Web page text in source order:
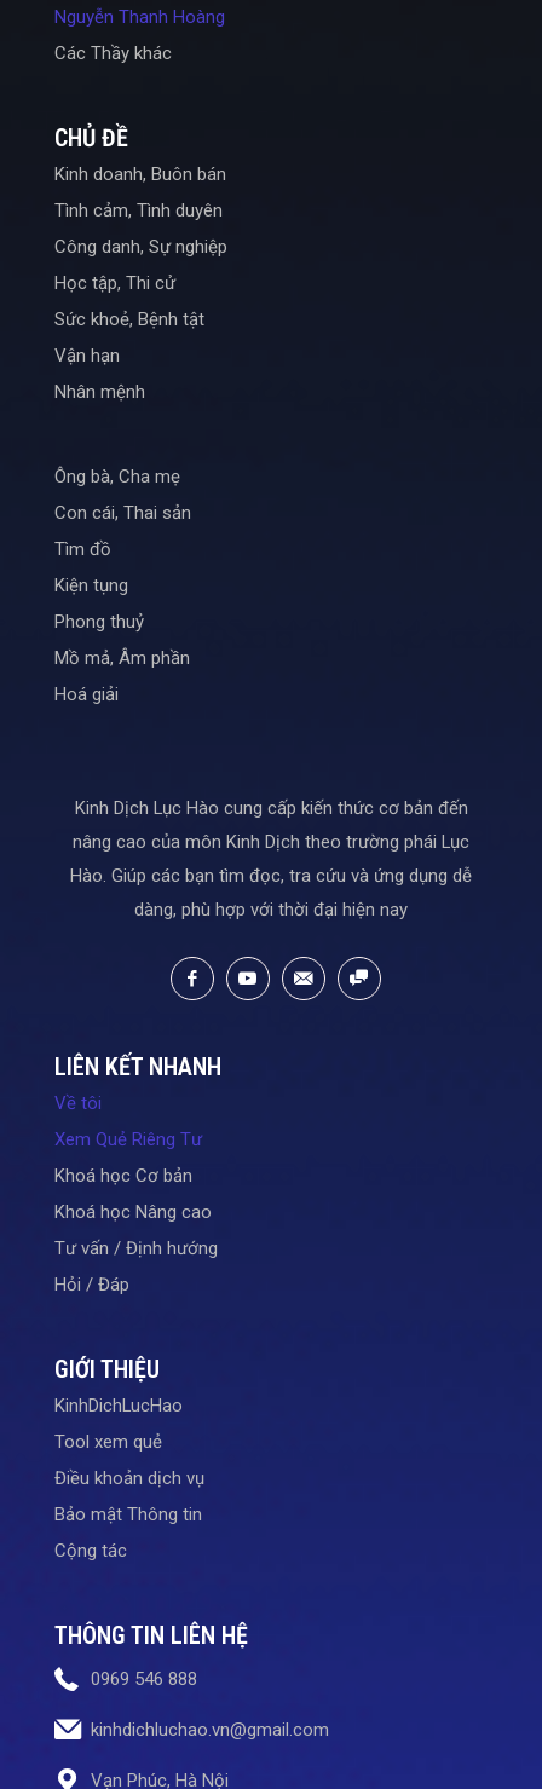
Nguyễn Thanh Hoàng
Các Thầy khác
CHỦ ĐỀ
Kinh doanh, Buôn bán
Tình cảm, Tình duyên
Công danh, Sự nghiệp
Học tập, Thi cử
Sức khoẻ, Bệnh tật
Vận hạn
Nhân mệnh
Ông bà, Cha mẹ
Con cái, Thai sản
Tìm đồ
Kiện tụng
Phong thuỷ
Mồ mả, Âm phần
Hoá giải
Kinh Dịch Lục Hào cung cấp kiến thức cơ bản đến
nâng cao của môn Kinh Dịch theo trường phái Lục
Hào. Giúp các bạn tìm đọc, tra cứu và ứng dụng dễ
dàng, phù hợp với thời đại hiện nay
LIÊN KẾT NHANH
Về tôi
Xem Quẻ Riêng Tư
Khoá học Cơ bản
Khoá học Nâng cao
Tư vấn / Định hướng
Hỏi / Đáp
GIỚI THIỆU
KinhDichLucHao
Tool xem quẻ
Điều khoản dịch vụ
Bảo mật Thông tin
Cộng tác
THÔNG TIN LIÊN HỆ
0969 546 888
kinhdichluchao.vn@gmail.com
Vạn Phúc, Hà Nội